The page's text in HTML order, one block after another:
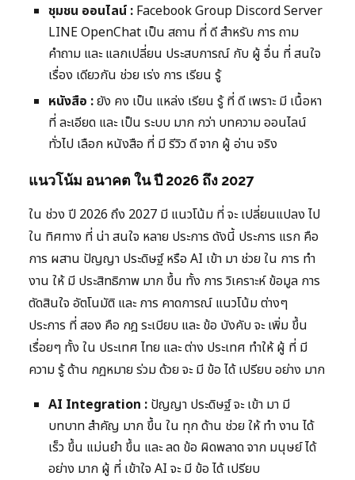
ชุมชน ออนไลน์ : Facebook Group Discord Server
LINE OpenChat เป็น สถาน ที่ ดี สำหรับ การ ถาม
คำถาม และ แลกเปลี่ยน ประสบการณ์ กับ ผู้ อื่น ที่ สนใจ
เรื่อง เดียวกัน ช่วย เร่ง การ เรียน รู้
หนังสือ :ยัง คง เป็น แหล่ง เรียน รู้ ที่ ดี เพราะ มี เนื้อหา
ที่ ละเอียด และ เป็น ระบบ มาก กว่า บทความ ออนไลน์
ทั่วไป เลือก หนังสือ ที่ มี รีวิว ดี จาก ผู้ อ่าน จริง
แนวโน้ม อนาคต ใน ปี 2026 ถึง 2027
ใน ช่วง ปี 2026 ถึง 2027 มี แนวโน้ม ที่ จะ เปลี่ยนแปลง ไป
ใน ทิศทาง ที่ น่า สนใจ หลาย ประการ ดังนี้ ประการ แรก คือ
การ ผสาน ปัญญา ประดิษฐ์ หรือ AI เข้า มา ช่วย ใน การ ทำ
งาน ให้ มี ประสิทธิภาพ มาก ขึ้น ทั้ง การ วิเคราะห์ ข้อมูล การ
ตัดสินใจ อัตโนมัติ และ การ คาดการณ์ แนวโน้ม ต่างๆ
ประการ ที่ สอง คือ กฎ ระเบียบ และ ข้อ บังคับ จะ เพิ่ม ขึ้น
เรื่อยๆ ทั้ง ใน ประเทศ ไทย และ ต่าง ประเทศ ทำให้ ผู้ ที่ มี
ความ รู้ ด้าน กฎหมาย ร่วม ด้วย จะ มี ข้อ ได้ เปรียบ อย่าง มาก
AI Integration : ปัญญา ประดิษฐ์ จะ เข้า มา มี
บทบาท สำคัญ มาก ขึ้น ใน ทุก ด้าน ช่วย ให้ ทำ งาน ได้
เร็ว ขึ้น แม่นยำ ขึ้น และ ลด ข้อ ผิดพลาด จาก มนุษย์ ได้
อย่าง มาก ผู้ ที่ เข้าใจ AI จะ มี ข้อ ได้ เปรียบ